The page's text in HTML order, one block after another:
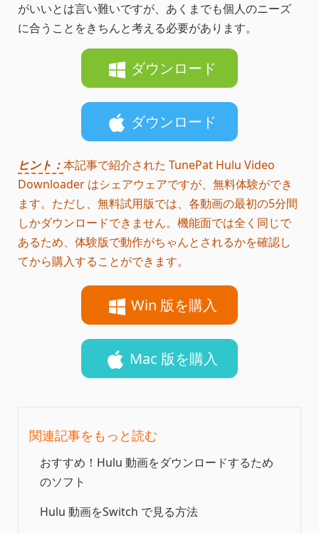
がいいとは言い難いですが、あくまでも個人のニーズ
に合うことをきちんと考える必要があります。
ダウンロード
ダウンロード
ヒント：本記事で紹介された TunePat Hulu Video
Downloader はシェアウェアですが、無料体験ができ
ます。ただし、無料試用版では、各動画の最初の5分間
しかダウンロードできません。機能面では全く同じで
あるため、体験版で動作がちゃんとされるかを確認し
てから購入することができます。
Win 版を購入
Mac 版を購入
関連記事をもっと読む
おすすめ！Hulu 動画をダウンロードするため
のソフト
Hulu 動画をSwitch で見る方法